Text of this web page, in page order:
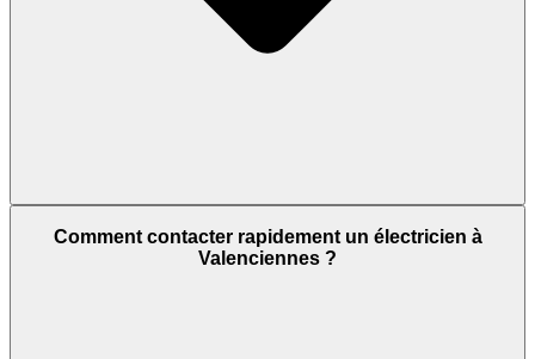
Comment contacter rapidement un électricien à
Valenciennes ?